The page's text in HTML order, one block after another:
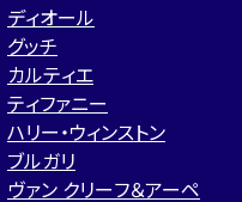
ディオール
グッチ
カルティエ
ティファニー
ハリー・ウィンストン
ブルガリ
ヴァン クリーフ＆アーペ